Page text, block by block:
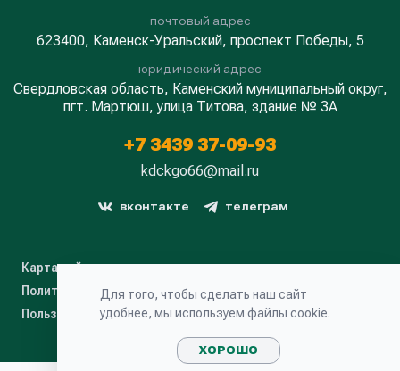
почтовый адрес
623400, Каменск-Уральский, проспект Победы, 5
юридический адрес
Свердловская область, Каменский муниципальный округ,
пгт. Мартюш, улица Титова, здание № 3А
+7 3439 37-09-93
kdckgo66@mail.ru
вконтакте телеграм
Карта сайта
Политика конфиденциальности
Пользовательское соглашение
Для того, чтобы сделать наш сайт
удобнее, мы используем файлы cookie.
ХОРОШО